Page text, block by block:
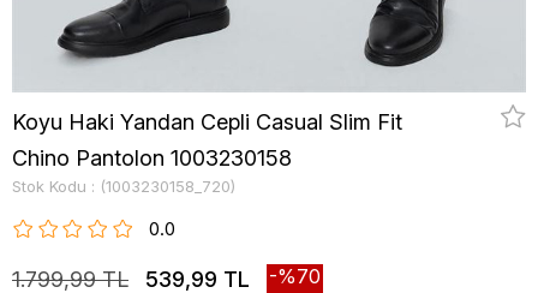
Koyu Haki Yandan Cepli Casual Slim Fit
Chino Pantolon 1003230158
Stok Kodu (1003230158_720)
0.0
1.799,99 TL 539,99 TL 70